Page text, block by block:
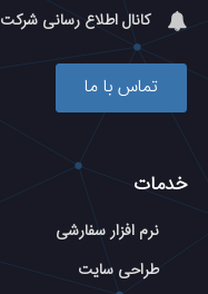
کانال اطلاع رسانی شرکت
تماس با ما
خدمات
نرم افزار سفارشی
طراحی سایت